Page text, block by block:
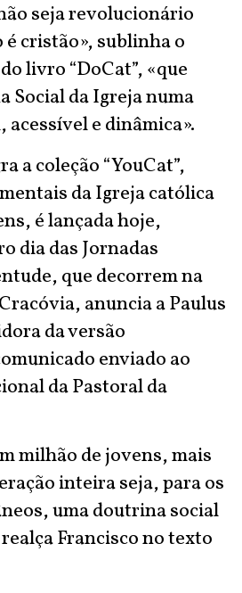
seja revolucionário
cristão», sublinha o
livro “DoCat”, «que
Social da Igreja numa
e dinâmica».
a coleção “YouCat”,
da Igreja católica
é lançada hoje,
dia das Jornadas
que decorrem na
anuncia a Paulus
da versão
enviado ao
da Pastoral da
milhão de jovens, mais
inteira seja, para os
uma doutrina social
Francisco no texto